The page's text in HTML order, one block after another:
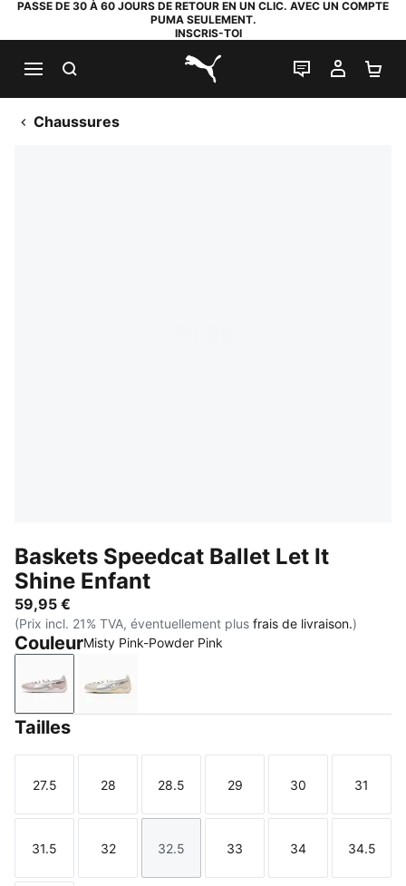
PASSE DE 30 À 60 JOURS DE RETOUR EN UN CLIC. AVEC UN COMPTE
PUMA SEULEMENT.
INSCRIS-TOI
PUMA.com
LIVE CHAT
MON
Chaussures
Baskets Speedcat Ballet Let It
Shine Enfant
59,95 €
(Prix incl. 21% TVA, éventuellement plus frais de livraison.)
CouleurMisty Pink-Powder Pink
Misty Pink-Powder Pink
Silver Fog-Alpine Snow
Tailles
Taille
27.5
Taille
28
Taille
28.5
Taille
29
Taille
30
Taille
31
Taille
31.5
Taille
32
Taille
32.5
Taille
33
Taille
34
Taille
34.5